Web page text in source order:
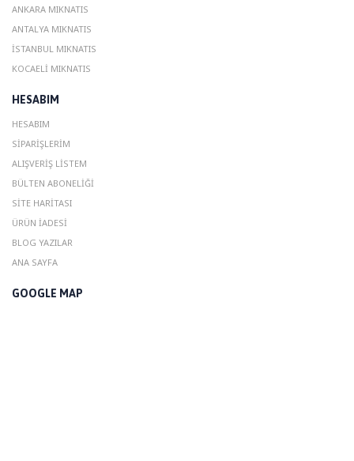
ANKARA MIKNATIS
ANTALYA MIKNATIS
ISTANBUL MIKNATIS
KOCAELI MIKNATIS
HESABIM
HESABIM
SIPARIŞLERIM
ALIŞVERIŞ LISTEM
BÜLTEN ABONELIĞI
SITE HARITASI
ÜRÜN İADESI
BLOG YAZILAR
ANA SAYFA
GOOGLE MAP